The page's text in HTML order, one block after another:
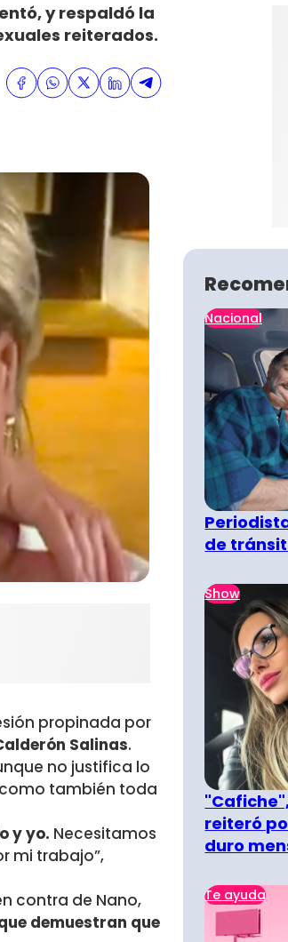
y respaldó la
reiterados.
propinada por
Salinas.
no justifica lo
también toda
y yo. Necesitamos
mi trabajo”,
contra de Nano,
demuestran que
Nacional
de
Show
reiteró
duro
Te ayuda